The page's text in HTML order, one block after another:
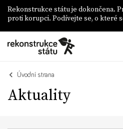
Rekonstrukce státu je dokončena.
proti korupci. Podívejte se, o které
Úvodní strana
Aktuality